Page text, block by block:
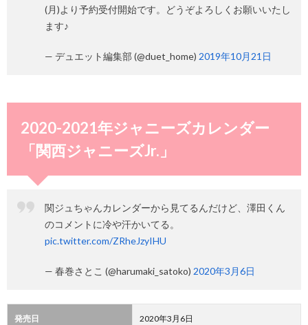
(月)より予約受付開始です。どうぞよろしくお願いいたし
ます♪
— デュエット編集部 (@duet_home) 2019年10月21日
2020-2021年ジャニーズカレンダー
「関西ジャニーズJr.」
関ジュちゃんカレンダーから見てるんだけど、澤田くん
のコメントに冷や汗かいてる。
pic.twitter.com/ZRheJzyIHU
— 春巻さとこ (@harumaki_satoko) 2020年3月6日
発売日 2020年3月6日